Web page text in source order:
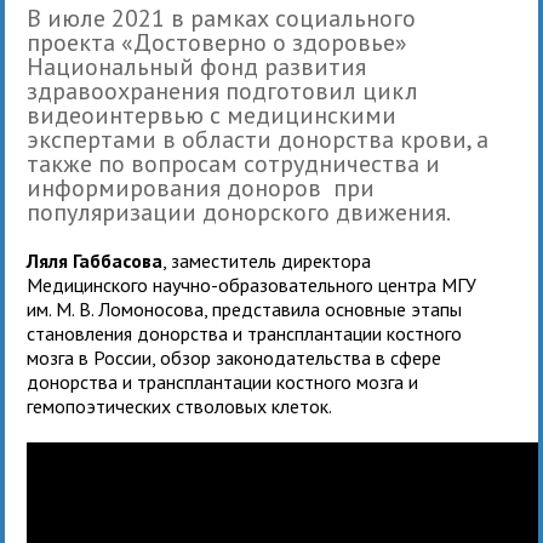
В июле 2021 в рамках социального
проекта «Достоверно о здоровье»
Национальный фонд развития
здравоохранения подготовил цикл
видеоинтервью с медицинскими
экспертами в области донорства крови, а
также по вопросам сотрудничества и
информирования доноров при
популяризации донорского движения.
Ляля Габбасова , заместитель директора
Медицинского научно-образовательного центра МГУ
им. М. В. Ломоносова, представила основные этапы
становления донорства и трансплантации костного
мозга в России, обзор законодательства в сфере
донорства и трансплантации костного мозга и
гемопоэтических стволовых клеток.